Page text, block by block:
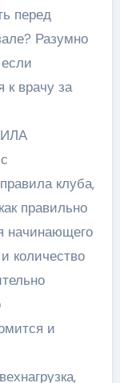
перед
Разумно
к врачу за
клуба,
правильно
начинающего
количество
и